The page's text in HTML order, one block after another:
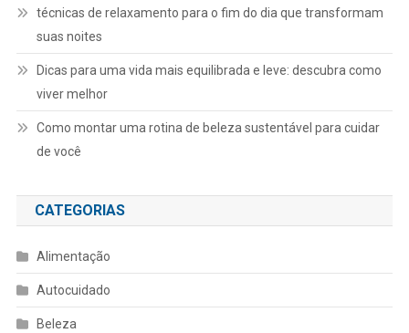
técnicas de relaxamento para o fim do dia que transformam
suas noites
Dicas para uma vida mais equilibrada e leve: descubra como
viver melhor
Como montar uma rotina de beleza sustentável para cuidar
de você
CATEGORIAS
Alimentação
Autocuidado
Beleza